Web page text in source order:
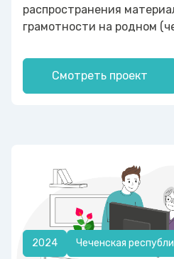
распространения
грамотности на родном
Смотреть проект
2024 Чеченская